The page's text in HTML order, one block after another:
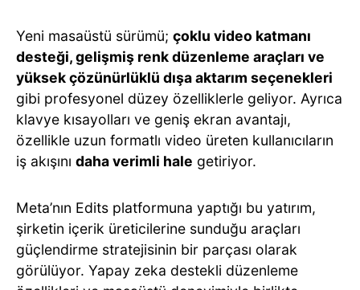
Yeni masaüstü sürümü; çoklu video katmanı
desteği, gelişmiş renk düzenleme araçları ve
yüksek çözünürlüklü dışa aktarım seçenekleri
gibi profesyonel düzey özelliklerle geliyor. Ayrıca
klavye kısayolları ve geniş ekran avantajı,
özellikle uzun formatlı video üreten kullanıcıların
iş akışını daha verimli hale getiriyor.
Meta’nın Edits platformuna yaptığı bu yatırım,
şirketin içerik üreticilerine sunduğu araçları
güçlendirme stratejisinin bir parçası olarak
görülüyor. Yapay zeka destekli düzenleme